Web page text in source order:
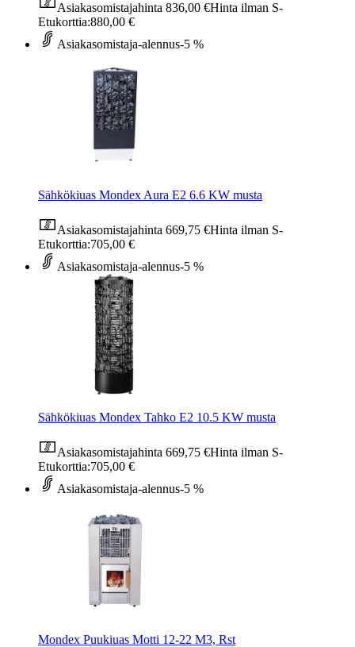
Asiakasomistajahinta 836,00 €Hinta ilman S-
Etukorttia:880,00 €
Asiakasomistaja-alennus-5 %
Sähkökiuas Mondex Aura E2 6.6 KW musta
Asiakasomistajahinta 669,75 €Hinta ilman S-
Etukorttia:705,00 €
Asiakasomistaja-alennus-5 %
Sähkökiuas Mondex Tahko E2 10.5 KW musta
Asiakasomistajahinta 669,75 €Hinta ilman S-
Etukorttia:705,00 €
Asiakasomistaja-alennus-5 %
Mondex Puukiuas Motti 12-22 M3, Rst